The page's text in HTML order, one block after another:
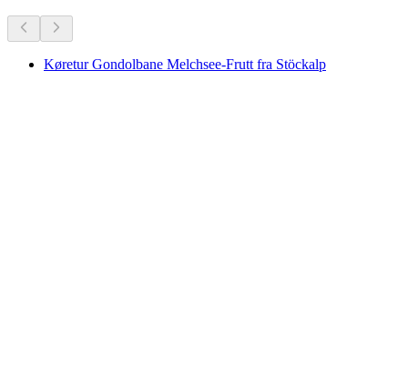
Køretur Gondolbane Melchsee-Frutt fra Stöckalp